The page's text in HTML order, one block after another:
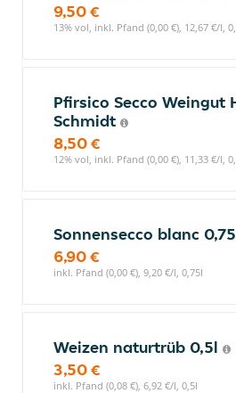
9,50 €
13% vol, inkl. Pfand (0,00 €), 12,67 €/l,
Pfirsico Secco Weingut
Schmidt
8,50 €
12% vol, inkl. Pfand (0,00 €), 11,33 €/l,
Sonnensecco blanc
6,90 €
inkl. Pfand (0,00 €), 9,20 €/l, 0,75l
Weizen naturtrüb 0,5l
3,50 €
inkl. Pfand (0,08 €), 6,92 €/l, 0,5l